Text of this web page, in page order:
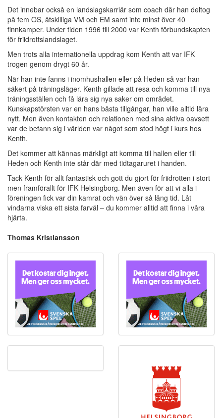
Det innebar också en landslagskarriär som coach där han deltog
på fem OS, åtskilliga VM och EM samt inte minst över 40
finnkamper. Under tiden 1996 till 2000 var Kenth förbundskapten
för friidrottslandslaget.
Men trots alla internationella uppdrag kom Kenth att var IFK
trogen genom drygt 60 år.
När han inte fanns i inomhushallen eller på Heden så var han
säkert på träningsläger. Kenth gillade att resa och komma till nya
träningsställen och få lära sig nya saker om området.
Kunskapstörsten var en hans bästa tillgångar, han ville alltid lära
nytt. Men även kontakten och relationen med sina aktiva oavsett
var de befann sig i världen var något som stod högt i kurs hos
Kenth.
Det kommer att kännas märkligt att komma till hallen eller till
Heden och Kenth inte står där med tidtagaruret i handen.
Tack Kenth för allt fantastisk och gott du gjort för friidrotten i stort
men framförallt för IFK Helsingborg. Men även för att vi alla i
föreningen fick var din kamrat och vän över så lång tid. Låt
vindarna viska ett sista farväl – du kommer alltid att finna i våra
hjärta.
Thomas Kristiansson